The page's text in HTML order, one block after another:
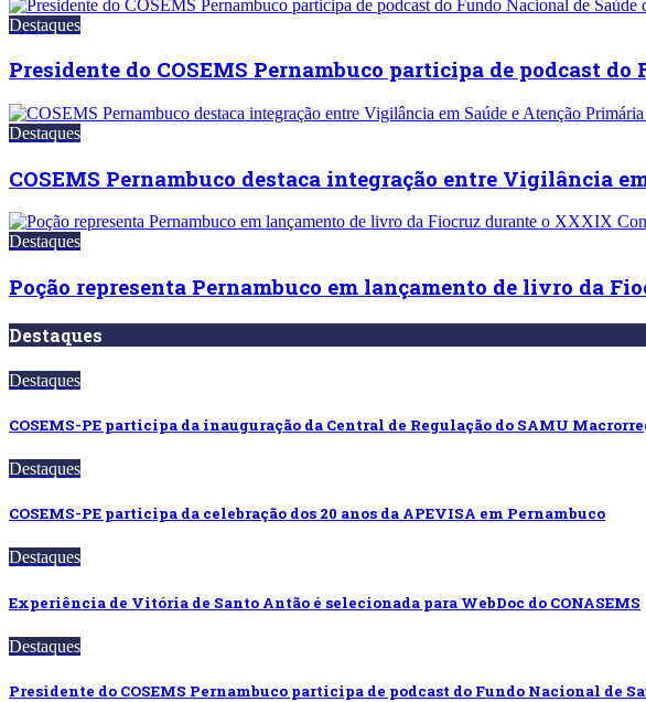
Destaques
Presidente do COSEMS Pernambuco participa de podcast
Destaques
COSEMS Pernambuco destaca integração entre Vigilância
Destaques
Poção representa Pernambuco em lançamento de livro da
Destaques
Destaques
COSEMS-PE participa da inauguração da Central de Regulação do SAMU
Destaques
COSEMS-PE participa da celebração dos 20 anos da APEVISA em Pernambuco
Destaques
Experiência de Vitória de Santo Antão é selecionada para WebDoc do CONASEMS
Destaques
Presidente do COSEMS Pernambuco participa de podcast do Fundo Nacional de